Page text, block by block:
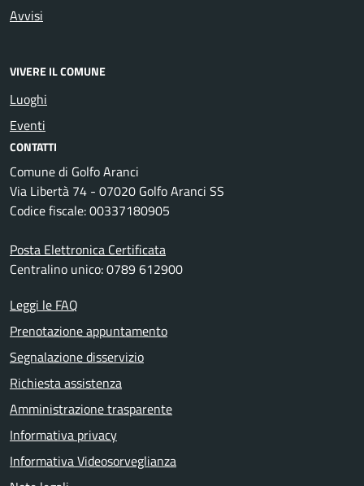
Avvisi
VIVERE IL COMUNE
Luoghi
Eventi
CONTATTI
Comune di Golfo Aranci
Via Libertà 74 - 07020 Golfo Aranci SS
Codice fiscale: 00337180905
Posta Elettronica Certificata
Centralino unico: 0789 612900
Leggi le FAQ
Prenotazione appuntamento
Segnalazione disservizio
Richiesta assistenza
Amministrazione trasparente
Informativa privacy
Informativa Videosorveglianza